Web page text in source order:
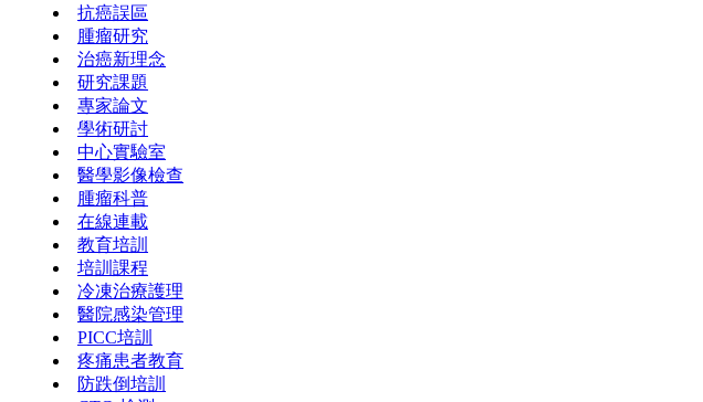
抗癌誤區
腫瘤研究
治癌新理念
研究課題
專家論文
學術研討
中心實驗室
醫學影像檢查
腫瘤科普
在線連載
教育培訓
培訓課程
冷凍治療護理
醫院感染管理
PICC培訓
疼痛患者教育
防跌倒培訓